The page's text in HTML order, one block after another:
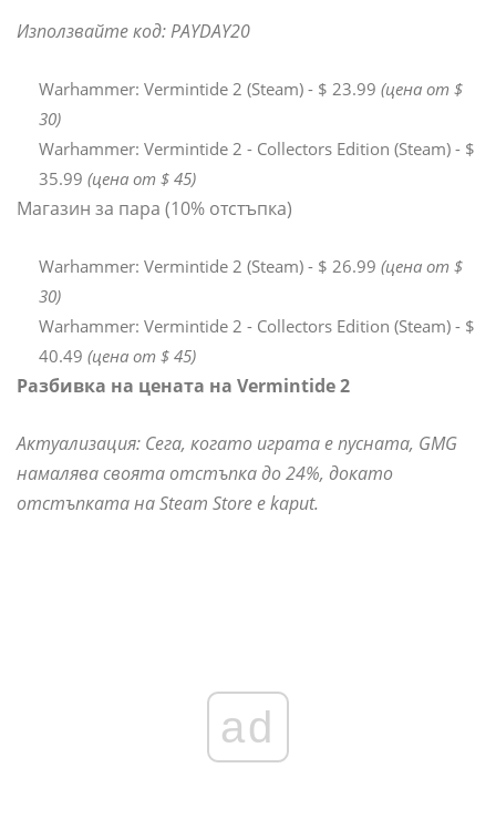
Използвайте код: PAYDAY20
Warhammer: Vermintide 2 (Steam) - $ 23.99 (цена от $
30)
Warhammer: Vermintide 2 - Collectors Edition (Steam) - $
35.99 (цена от $ 45)
Магазин за пара (10% отстъпка)
Warhammer: Vermintide 2 (Steam) - $ 26.99 (цена от $
30)
Warhammer: Vermintide 2 - Collectors Edition (Steam) - $
40.49 (цена от $ 45)
Разбивка на цената на Vermintide 2
Актуализация: Сега, когато играта е пусната, GMG
намалява своята отстъпка до 24%, докато
отстъпката на Steam Store е kaput.
ad